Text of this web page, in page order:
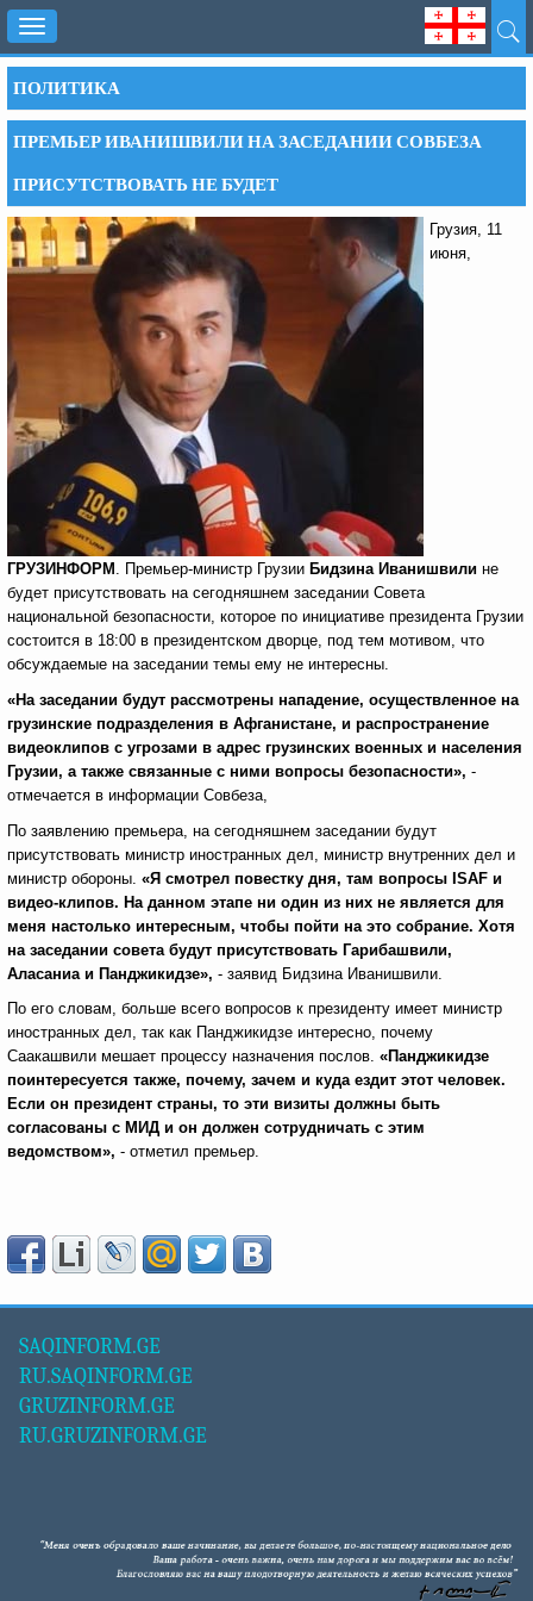
Toggle
navigation
ПОЛИТИКА
ПРЕМЬЕР ИВАНИШВИЛИ НА ЗАСЕДАНИИ СОВБЕЗА
ПРИСУТСТВОВАТЬ НЕ БУДЕТ
Грузия, 11
июня,
ГРУЗИНФОРМ . Премьер-министр Грузии Бидзина Иванишвили не
будет присутствовать на сегодняшнем заседании Совета
национальной безопасности, которое по инициативе президента Грузии
состоится в 18:00 в президентском дворце, под тем мотивом, что
обсуждаемые на заседании темы ему не интересны.
«На заседании будут рассмотрены нападение, осуществленное на
грузинские подразделения в Афганистане, и распространение
видеоклипов с угрозами в адрес грузинских военных и населения
Грузии, а также связанные с ними вопросы безопасности», -
отмечается в информации Совбеза,
По заявлению премьера, на сегодняшнем заседании будут
присутствовать министр иностранных дел, министр внутренних дел и
министр обороны. «Я смотрел повестку дня, там вопросы ISAF и
видео-клипов. На данном этапе ни один из них не является для
меня настолько интересным, чтобы пойти на это собрание. Хотя
на заседании совета будут присутствовать Гарибашвили,
Аласаниа и Панджикидзе», - заявид Бидзина Иванишвили.
По его словам, больше всего вопросов к президенту имеет министр
иностранных дел, так как Панджикидзе интересно, почему
Саакашвили мешает процессу назначения послов. «Панджикидзе
поинтересуется также, почему, зачем и куда ездит этот человек.
Если он президент страны, то эти визиты должны быть
согласованы с МИД и он должен сотрудничать с этим
ведомством», - отметил премьер.
SAQINFORM.GE
RU.SAQINFORM.GE
GRUZINFORM.GE
RU.GRUZINFORM.GE